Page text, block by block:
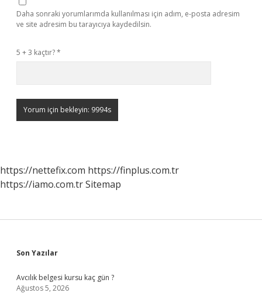
Daha sonraki yorumlarımda kullanılması için adım, e-posta adresim
ve site adresim bu tarayıcıya kaydedilsin.
5 + 3 kaçtır?*
https://nettefix.com https://finplus.com.tr
https://iamo.com.trSitemap
Sidebar
Son Yazılar
Avcılık belgesi kursu kaç gün ?
Ağustos 5, 2026